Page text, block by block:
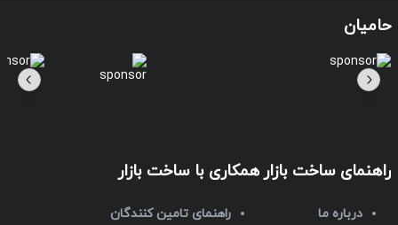
حامیان
راهنمای ساخت بازار
درباره ما
همکاری با ساخت بازار
راهنمای تامین کنندگان